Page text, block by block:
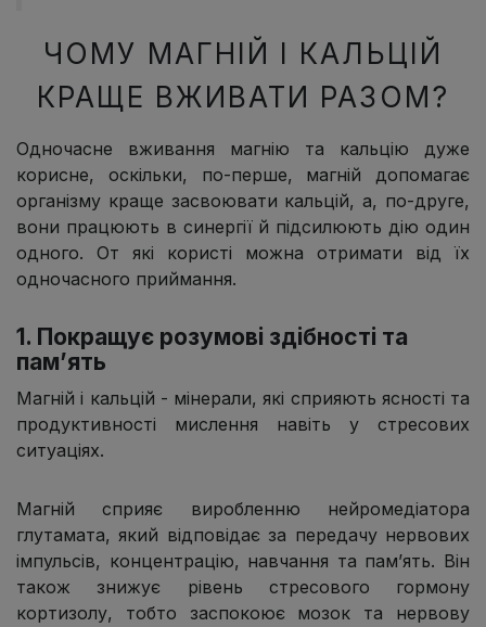
ЧОМУ МАГНІЙ І КАЛЬЦІЙ
КРАЩЕ ВЖИВАТИ РАЗОМ?
Одночасне вживання магнію та кальцію дуже
корисне, оскільки, по-перше, магній допомагає
організму краще засвоювати кальцій, а, по-друге,
вони працюють в синергії й підсилюють дію один
одного. От які користі можна отримати від їх
одночасного приймання.
1. Покращує розумові здібності та
пам’ять
Магній і кальцій - мінерали, які сприяють ясності та
продуктивності мислення навіть у стресових
ситуаціях.
Магній сприяє виробленню нейромедіатора
глутамата, який відповідає за передачу нервових
імпульсів, концентрацію, навчання та пам’ять. Він
також знижує рівень стресового гормону
кортизолу, тобто заспокоює мозок та нервову